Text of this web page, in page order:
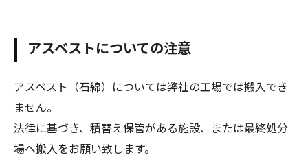
アスベストについての注意
アスベスト（石綿）については弊社の工場では搬入でき
ません。
法律に基づき、積替え保管がある施設、または最終処分
場へ搬入をお願い致します。